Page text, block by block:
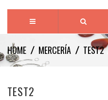
HOME MERCERÍA TEST2
TEST2